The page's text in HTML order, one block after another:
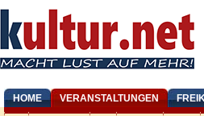
HOME VERANSTALTUNGEN